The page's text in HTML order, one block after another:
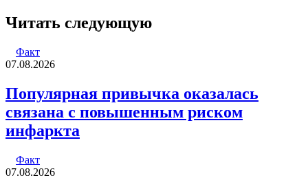
Читать следующую
Факт
07.08.2026
Популярная привычка оказалась
связана с повышенным риском
инфаркта
Факт
07.08.2026